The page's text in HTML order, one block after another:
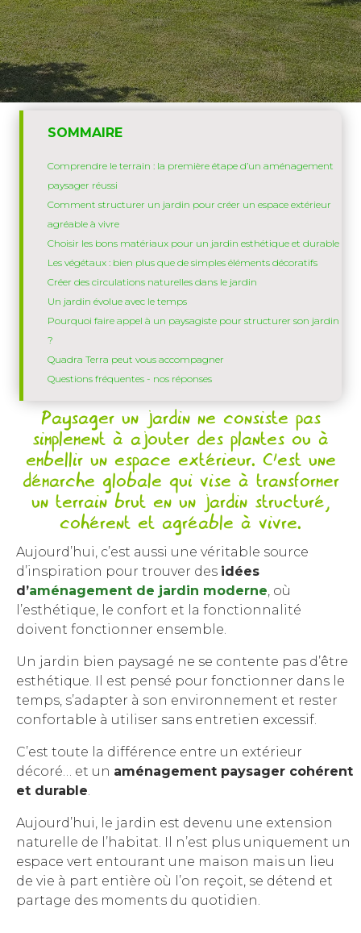
SOMMAIRE
Comprendre le terrain : la première étape d’un aménagement
paysager réussi
Comment structurer un jardin pour créer un espace extérieur
agréable à vivre
Choisir les bons matériaux pour un jardin esthétique et durable
Les végétaux : bien plus que de simples éléments décoratifs
Créer des circulations naturelles dans le jardin
Un jardin évolue avec le temps
Pourquoi faire appel à un paysagiste pour structurer son jardin
?
Quadra Terra peut vous accompagner
Questions fréquentes - nos réponses
Paysager un jardin ne consiste pas
simplement à ajouter des plantes ou à
embellir un espace extérieur. C’est une
démarche globale qui vise à transformer
un terrain brut en un jardin structuré,
cohérent et agréable à vivre.
Aujourd’hui, c’est aussi une véritable source
d’inspiration pour trouver des idées
d’aménagement de jardin moderne, où
l’esthétique, le confort et la fonctionnalité
doivent fonctionner ensemble.
Un jardin bien paysagé ne se contente pas d’être
esthétique. Il est pensé pour fonctionner dans le
temps, s’adapter à son environnement et rester
confortable à utiliser sans entretien excessif.
C’est toute la différence entre un extérieur
décoré… et un aménagement paysager cohérent
et durable.
Aujourd’hui, le jardin est devenu une extension
naturelle de l’habitat. Il n’est plus uniquement un
espace vert entourant une maison mais un lieu
de vie à part entière où l’on reçoit, se détend et
partage des moments du quotidien.